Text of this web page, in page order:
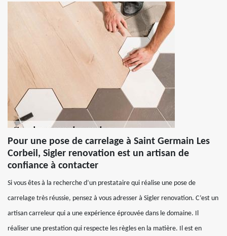
Pour une pose de carrelage à Saint Germain Les
Corbeil, Sigler renovation est un artisan de
confiance à contacter
Si vous êtes à la recherche d’un prestataire qui réalise une pose de
carrelage très réussie, pensez à vous adresser à Sigler renovation. C’est un
artisan carreleur qui a une expérience éprouvée dans le domaine. Il
réaliser une prestation qui respecte les règles en la matière. Il est en